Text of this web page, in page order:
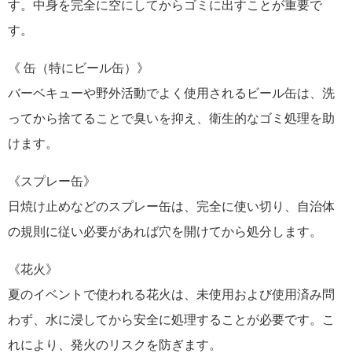
す。中身を完全に空にしてからゴミに出すことが重要で
す。
《 缶（特にビール缶）》
バーベキューや野外活動でよく使用されるビール缶は、洗
ってから捨てることで臭いを抑え、衛生的なゴミ処理を助
けます。
《スプレー缶》
日焼け止めなどのスプレー缶は、完全に使い切り、自治体
の規則に従い必要があれば穴を開けてから処分します。
《花火》
夏のイベントで使われる花火は、未使用および使用済み問
わず、水に浸してから安全に処理することが必要です。こ
れにより、発火のリスクを防ぎます。